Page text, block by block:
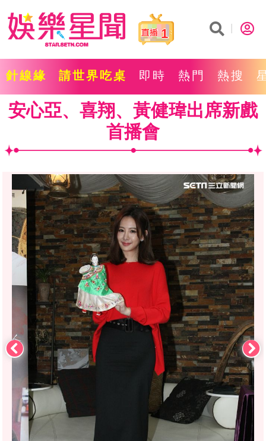
1
針線緣 請世界吃桌 即時 熱門 熱搜
安心亞、喜翔、黃健瑋出席新戲
首播會